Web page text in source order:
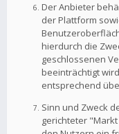
Der Anbieter
der Plattform
hierdurch die
geschlossenen
beeinträchtigt
entsprechend
Sinn und Zweck
gerichteter